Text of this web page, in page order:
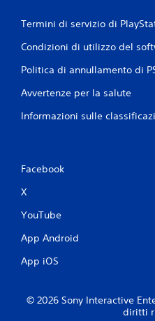
Termini di servizio di
Condizioni di utilizzo del
Politica di annullamento di
Avvertenze per la salute
Informazioni sulle
Facebook
X
YouTube
App Android
App iOS
© 2026 Sony Interactive
diritti